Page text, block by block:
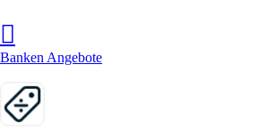
Banken Angebote